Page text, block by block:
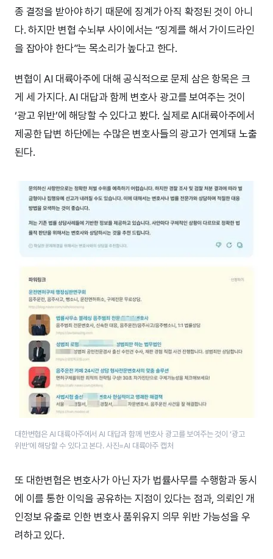
종 결정을 받아야 하기 때문에 징계가 아직 확정된 것이 아니
다. 하지만 변협 수뇌부 사이에서는 “징계를 해서 가이드라인
을 잡아야 한다”는 목소리가 높다고 한다.
변협이 AI 대륙아주에 대해 공식적으로 문제 삼은 항목은 크
게 세 가지다. AI 대답과 함께 변호사 광고를 보여주는 것이
‘광고 위반’에 해당할 수 있다고 봤다. 실제로 AI대륙아주에서
제공한 답변 하단에는 수많은 변호사들의 광고가 연계돼 노출
된다.
대한변협은 AI 대륙아주에서 AI 대답과 함께 변호사 광고를 보여주는 것이 ‘광고
위반’에 해당할 수 있다고 본다. 사진=AI 대륙아주 캡처
또 대한변협은 변호사가 아닌 자가 법률사무를 수행함과 동시
에 이를 통한 이익을 공유하는 지점이 있다는 점과, 의뢰인 개
인정보 유출로 인한 변호사 품위유지 의무 위반 가능성을 우
려하고 있다.